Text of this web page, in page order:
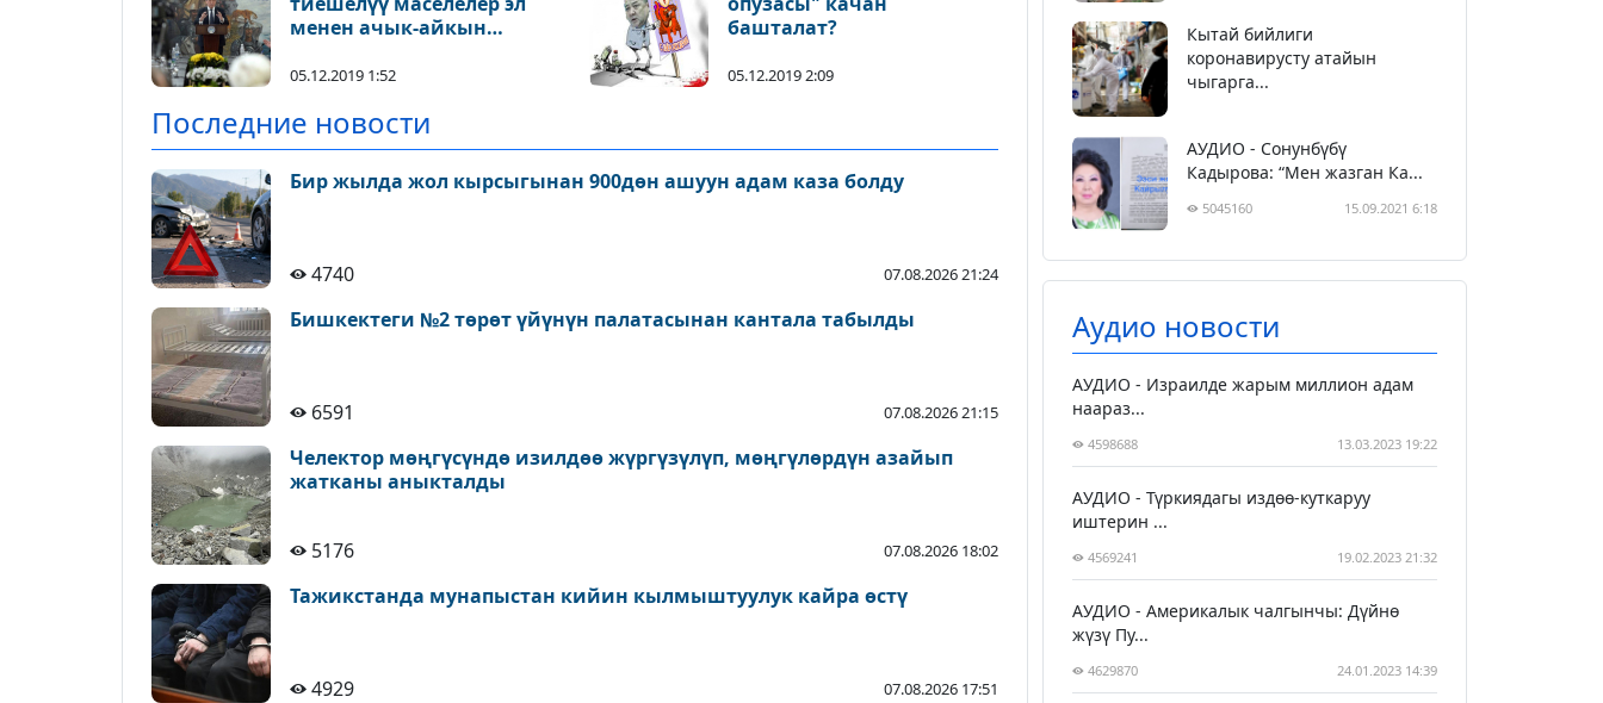
менен ачык-айкын
алынган”
05.12.2019 1:52
башталат?
05.12.2019 2:09
Последние новости
Бир жылда жол кырсыгынан 900дөн ашуун адам каза болду
4740 07.08.2026 21:24
Бишкектеги №2 төрөт үйүнүн палатасынан кантала табылды
6591 07.08.2026 21:15
Челектор мөңгүсүндө изилдөө жүргүзүлүп, мөңгүлөрдүн азайып
жатканы аныкталды
5176 07.08.2026 18:02
Тажикстанда мунапыстан кийин кылмыштуулук кайра өстү
4929 07.08.2026 17:51
Кытай бийлиги
коронавирусту атайын
чыгарга...
АУДИО - Сонунбүбү
Кадырова: “Мен жазган Ка...
5045160 15.09.2021 6:18
Аудио новости
АУДИО - Израилде жарым миллион адам
наараз...
4598688 13.03.2023 19:22
АУДИО - Түркиядагы издөө-куткаруу
иштерин ...
4569241 19.02.2023 21:32
АУДИО - Америкалык чалгынчы: Дүйнө
жүзү Пу...
4629870 24.01.2023 14:39